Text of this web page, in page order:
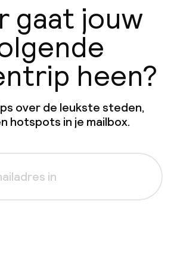
gaat jouw
heen?
over de leukste steden,
hotspots in je mailbox.